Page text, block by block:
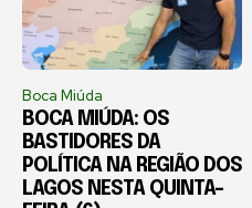
Boca Miúda
BOCA MIÚDA: OS
BASTIDORES DA
POLÍTICA NA REGIÃO DOS
LAGOS NESTA QUINTA-